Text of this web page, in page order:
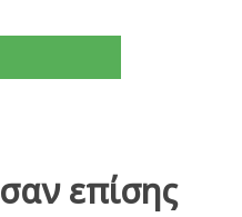
επίσης